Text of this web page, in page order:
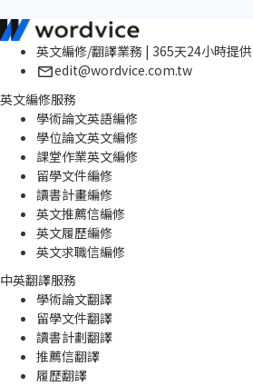
英文編修/翻譯業務 | 365天24小時提供
edit@wordvice.com.tw
英文編修服務
學術論文英語編修
學位論文英文編修
課堂作業英文編修
留學文件編修
讀書計畫編修
英文推薦信編修
英文履歷編修
英文求職信編修
中英翻譯服務
學術論文翻譯
留學文件翻譯
讀書計劃翻譯
推薦信翻譯
履歷翻譯